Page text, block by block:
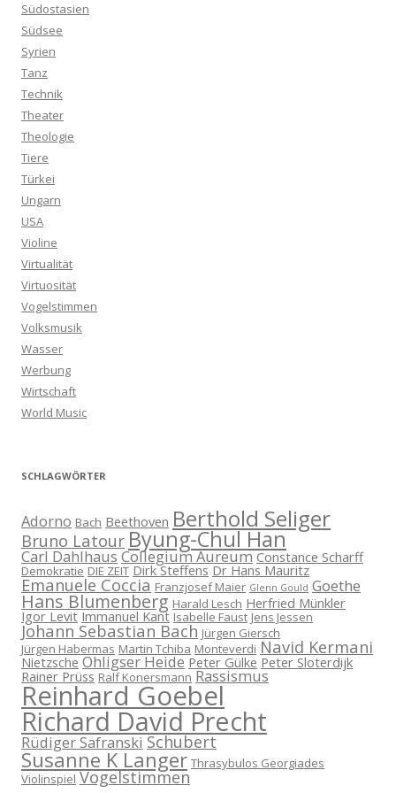
Südostasien
Südsee
Syrien
Tanz
Technik
Theater
Theologie
Tiere
Türkei
Ungarn
USA
Violine
Virtualität
Virtuosität
Vogelstimmen
Volksmusik
Wasser
Werbung
Wirtschaft
World Music
SCHLAGWÖRTER
Adorno Bach Beethoven Berthold Seliger
Bruno Latour Byung-Chul Han
Carl Dahlhaus Collegium Aureum Constance Scharff
Demokratie DIE ZEIT Dirk Steffens Dr Hans Mauritz
Emanuele Coccia Franzjosef Maier Glenn Gould Goethe
Hans Blumenberg Harald Lesch Herfried Münkler
Igor Levit Immanuel Kant Isabelle Faust Jens Jessen
Johann Sebastian Bach Jürgen Giersch
Jürgen Habermas Martin Tchiba Monteverdi Navid Kermani
Nietzsche Ohligser Heide Peter Gülke Peter Sloterdijk
Rainer Prüss Ralf Konersmann Rassismus
Reinhard Goebel
Richard David Precht
Rüdiger Safranski Schubert
Susanne K Langer Thrasybulos Georgiades
Violinspiel Vogelstimmen